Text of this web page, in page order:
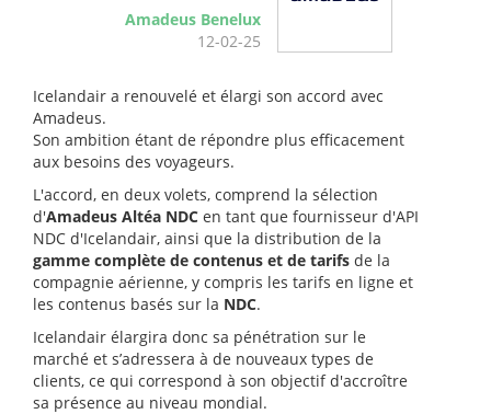
Amadeus Benelux
12-02-25
Icelandair a renouvelé et élargi son accord avec
Amadeus.
Son ambition étant de répondre plus efficacement
aux besoins des voyageurs.
L'accord, en deux volets, comprend la sélection
d'Amadeus Altéa NDC en tant que fournisseur d'API
NDC d'Icelandair, ainsi que la distribution de la
gamme complète de contenus et de tarifs de la
compagnie aérienne, y compris les tarifs en ligne et
les contenus basés sur la NDC.
Icelandair élargira donc sa pénétration sur le
marché et s’adressera à de nouveaux types de
clients, ce qui correspond à son objectif d'accroître
sa présence au niveau mondial.